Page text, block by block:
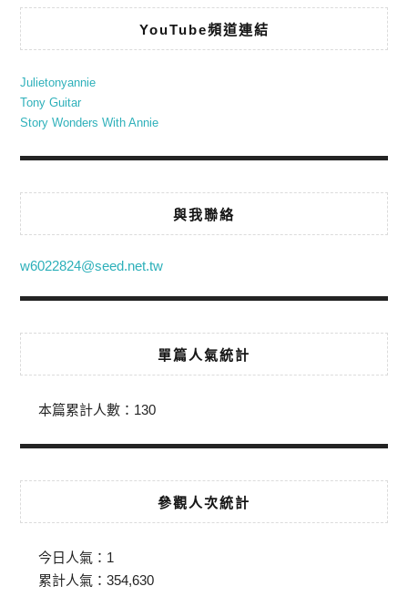
YouTube頻道連結
Julietonyannie
Tony Guitar
Story Wonders With Annie
與我聯絡
w6022824@seed.net.tw
單篇人氣統計
本篇累計人數： 130
參觀人次統計
今日人氣： 1
累計人氣：354,630